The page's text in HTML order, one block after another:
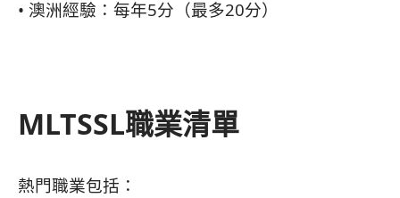
• 澳洲經驗：每年5分（最多20分）
MLTSSL職業清單
熱門職業包括：